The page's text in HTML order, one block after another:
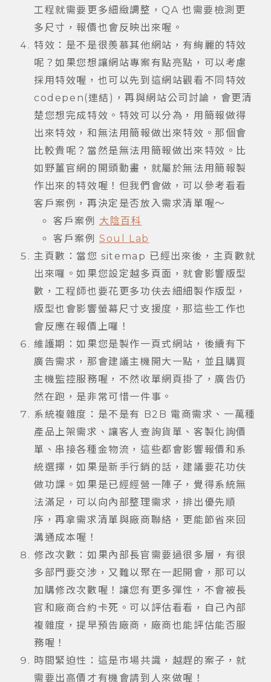
工程就需要更多細緻調整，QA 也需要檢測更
多尺寸，報價也會反映出來喔。
特效：是不是很羨慕其他網站，有絢麗的特效
呢？如果您想讓網站專案有點亮點，可以考慮
採用特效喔，也可以先到這網站觀看不同特效
codepen(連結)，再與網站公司討論，會更清
楚您想完成特效。特效可以分為，用簡報做得
出來特效，和無法用簡報做出來特效。那個會
比較貴呢？當然是無法用簡報做出來特效。比
如野薑官網的開頭動畫，就屬於無法用簡報製
作出來的特效喔！但我們會做，可以參考看看
客戶案例，再決定是否放入需求清單喔～
客戶案例 大陰百科
客戶案例 Soul Lab
主頁數：當您 sitemap 已經出來後，主頁數就
出來囉。如果您設定越多頁面，就會影響版型
數，工程師也要花更多功伕去細細製作版型，
版型也會影響螢幕尺寸支援度，那這些工作也
會反應在報價上囉！
維護期：如果您是製作一頁式網站，後續有下
廣告需求，那會建議主機開大一點，並且購買
主機監控服務喔，不然收單網頁掛了，廣告仍
然在跑，是非常可惜一件事。
系統複雜度：是不是有 B2B 電商需求、一萬種
產品上架需求、讓客人查詢貨單、客製化詢價
單、串接各種金物流，這些都會影響報價和系
統選擇，如果是新手行銷的話，建議要花功伕
做功課。如果是已經經營一陣子，覺得系統無
法滿足，可以向內部整理需求，排出優先順
序，再拿需求清單與廠商聯絡，更能節省來回
溝通成本喔！
修改次數：如果內部長官需要過很多層，有很
多部門要交涉，又難以聚在一起開會，那可以
加購修改次數喔！讓您有更多彈性，不會被長
官和廠商合約卡死。可以評估看看，自己內部
複雜度，提早預告廠商，廠商也能評估能否服
務喔！
時間緊迫性：這是市場共識，越趕的案子，就
需要出高價才有機會請到人來做喔！